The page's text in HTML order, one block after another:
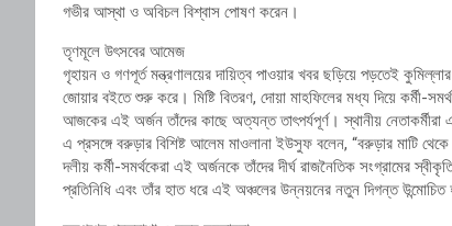
গভীর আস্থা ও অবিচল বিশ্বাস পোষণ করেন।
তৃণমূলে উৎসবের আমেজ
গৃহায়ন ও গণপূর্ত মন্ত্রণালয়ের দায়িত্ব পাওয়ার খবর ছড়িয়ে পড়তেই
জোয়ার বইতে শুরু করে। মিষ্টি বিতরণ, দোয়া মাহফিলের মধ্য দিয়ে কর্মী-
আজকের এই অর্জন তাঁদের কাছে অত্যন্ত তাৎপর্যপূর্ণ। স্থানীয়
এ প্রসঙ্গে বরুড়ার বিশিষ্ট আলেম মাওলানা ইউসুফ বলেন, “বরুড়ার মাটি
দলীয় কর্মী-সমর্থকেরা এই অর্জনকে তাঁদের দীর্ঘ রাজনৈতিক সংগ্রামের
প্রতিনিধি এবং তাঁর হাত ধরে এই অঞ্চলের উন্নয়নের নতুন দিগন্ত উন্মোচিত